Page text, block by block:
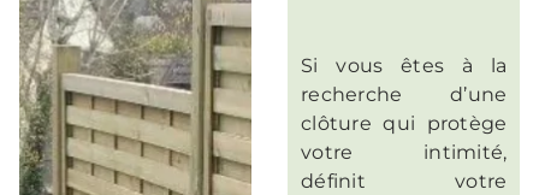
Si vous êtes à la
recherche d’une
clôture qui protège
votre intimité,
définit votre